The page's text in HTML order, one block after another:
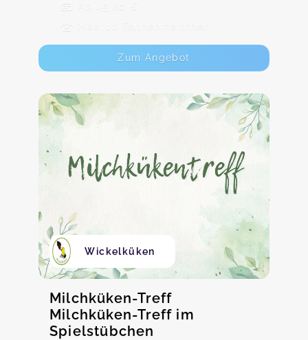
Ab 45,00 €
Max. 10 TeilnehmerInnen
Zum Angebot
Wickelküken
Milchküken-Treff
Milchküken-Treff im
Spielstübchen